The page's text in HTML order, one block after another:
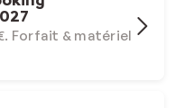
Forfait & matériel